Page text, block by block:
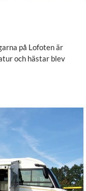
på Lofoten är
och hästar blev